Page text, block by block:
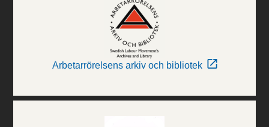
Arbetarrörelsens arkiv och bibliotek